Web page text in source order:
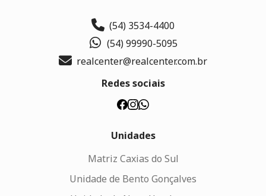
(54) 3534-4400
(54) 99990-5095
realcenter@realcenter.com.br
Redes sociais
Unidades
Matriz Caxias do Sul
Unidade de Bento Gonçalves